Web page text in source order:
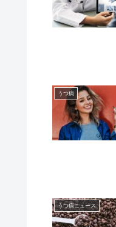
うつ病
うつ病ニュース